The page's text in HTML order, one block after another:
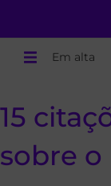
Em alta
15
sobre o